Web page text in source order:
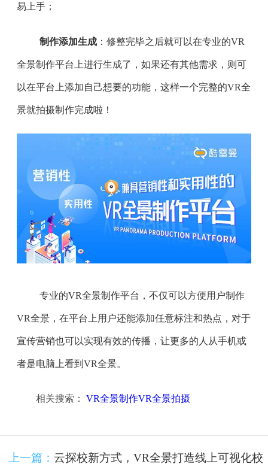
易上手；
制作添加生成：修整完毕之后就可以在专业的VR
全景制作平台上进行生成了，如果还有其他需求，则可
以在平台上添加自己想要的功能，这样一个完整的VR全
景就拍摄制作完成啦！
专业的VR全景制作平台，不仅可以方便用户制作
VR全景，在平台上用户还能添加任意标注和热点，对于
宣传营销也可以实现有效的传播，让更多的人从手机或
者是电脑上看到VR全景。
相关搜索： VR全景制作VR全景拍摄
上一篇： 云探校新方式，VR全景打造线上可视化校